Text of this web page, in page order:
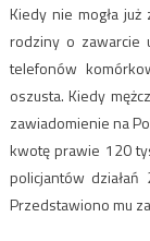
Kiedy nie mogła już
rodziny o zawarcie
telefonów
oszusta. Kiedy
zawiadomienie na
kwotę prawie 120
policjantów działań
Przedstawiono mu